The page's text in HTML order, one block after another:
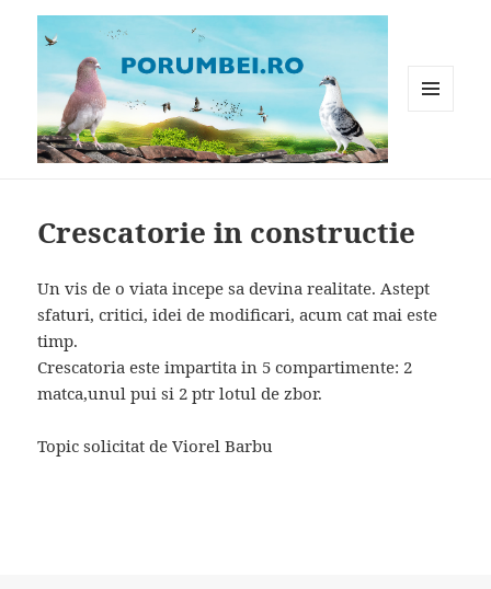
Crescatorie in constructie
Un vis de o viata incepe sa devina realitate. Astept
sfaturi, critici, idei de modificari, acum cat mai este
timp.
Crescatoria este impartita in 5 compartimente: 2
matca,unul pui si 2 ptr lotul de zbor.
Topic solicitat de Viorel Barbu